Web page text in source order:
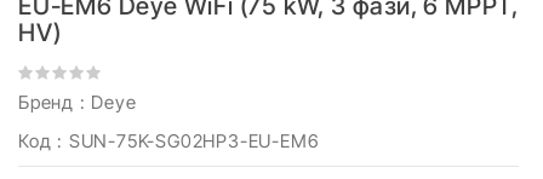
HV)
Бренд : Deye
Код : SUN-75K-SG02HP3-EU-EM6